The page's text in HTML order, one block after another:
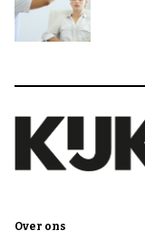
Over ons